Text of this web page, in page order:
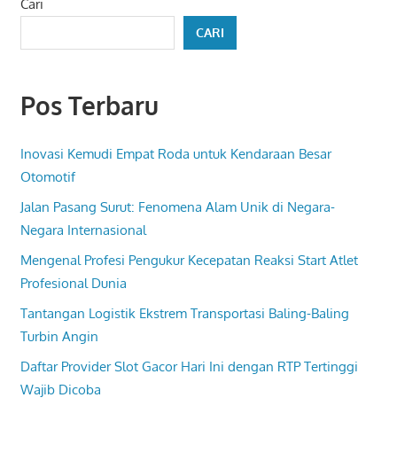
Cari
CARI
Pos Terbaru
Inovasi Kemudi Empat Roda untuk Kendaraan Besar
Otomotif
Jalan Pasang Surut: Fenomena Alam Unik di Negara-
Negara Internasional
Mengenal Profesi Pengukur Kecepatan Reaksi Start Atlet
Profesional Dunia
Tantangan Logistik Ekstrem Transportasi Baling-Baling
Turbin Angin
Daftar Provider Slot Gacor Hari Ini dengan RTP Tertinggi
Wajib Dicoba